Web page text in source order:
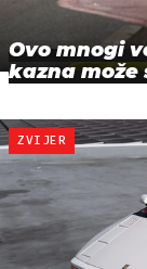
Ovo mnogi
kazna može
ZVIJER